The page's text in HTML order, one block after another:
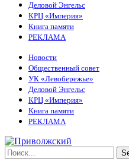
Деловой Энгельс
КРЦ «Империя»
Книга памяти
РЕКЛАМА
Новости
Общественный совет
УК «Левобережье»
Деловой Энгельс
КРЦ «Империя»
Книга памяти
РЕКЛАМА